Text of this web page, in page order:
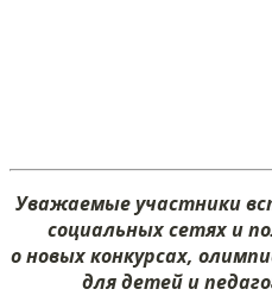
Уважаемые участники
социальных сетях и
о новых конкурсах,
для детей и